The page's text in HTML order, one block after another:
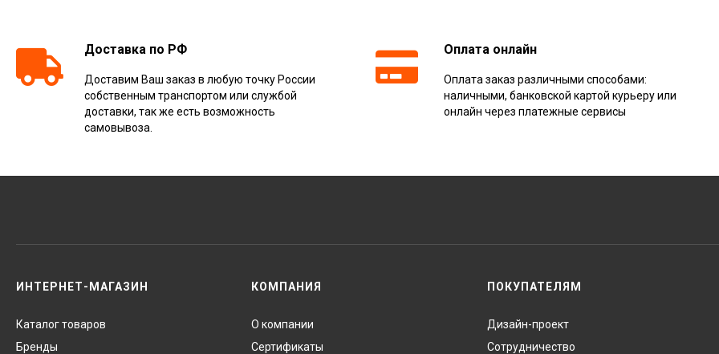
Доставка по РФ
Доставим Ваш заказ в любую точку России
собственным транспортом или службой
доставки, так же есть возможность
самовывоза.
Оплата онлайн
Оплата заказ различными способами:
наличными, банковской картой курьеру или
онлайн через платежные сервисы
ИНТЕРНЕТ-МАГАЗИН
Каталог товаров
Бренды
КОМПАНИЯ
О компании
Сертификаты
ПОКУПАТЕЛЯМ
Дизайн-проект
Сотрудничество